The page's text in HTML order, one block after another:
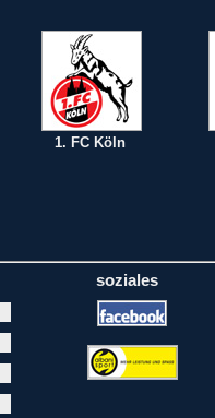
1. FC Köln
soziales